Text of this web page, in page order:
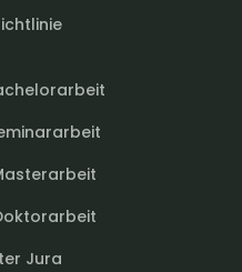
Jura